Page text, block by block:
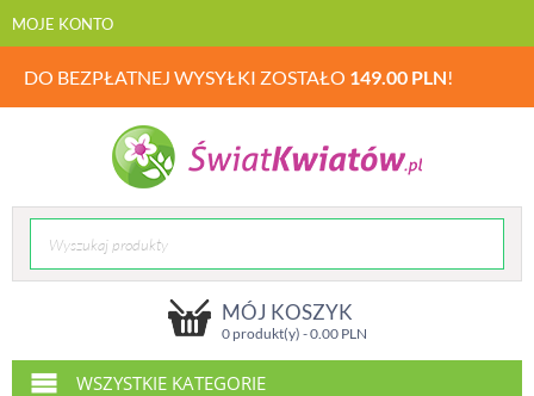
MOJE KONTO
DO BEZPŁATNEJ WYSYŁKI ZOSTAŁO 149.00 PLN!
MÓJ KOSZYK
0 produkt(y) -0.00PLN
WSZYSTKIE KATEGORIE